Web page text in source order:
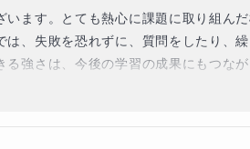
います。とても熱心に課題に取り組ん
、失敗を恐れずに、質問をしたり、
強さは、今後の学習の成果にもつなが
がらの授業は、私もとても楽しかったで